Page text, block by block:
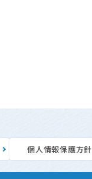
個人情報保護方針